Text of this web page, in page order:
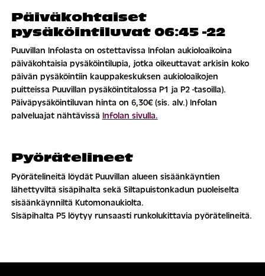
Päiväkohtaiset
pysäköintiluvat 06:45 -22
Puuvillan Infolasta on ostettavissa Infolan aukioloaikoina
päiväkohtaisia pysäköintilupia, jotka oikeuttavat arkisin koko
päivän pysäköintiin kauppakeskuksen aukioloaikojen
puitteissa Puuvillan pysäköintitalossa P1 ja P2 -tasoilla).
Päiväpysäköintiluvan hinta on 6,30€ (sis. alv.) Infolan
palveluajat nähtävissä Infolan sivulla.
Pyörätelineet
Pyörätelineitä löydät Puuvillan alueen sisäänkäyntien
lähettyviltä sisäpihalta sekä Siltapuistonkadun puoleiselta
sisäänkäynniltä Kutomonaukiolta.
Sisäpihalta P5 löytyy runsaasti runkolukittavia pyörätelineitä.